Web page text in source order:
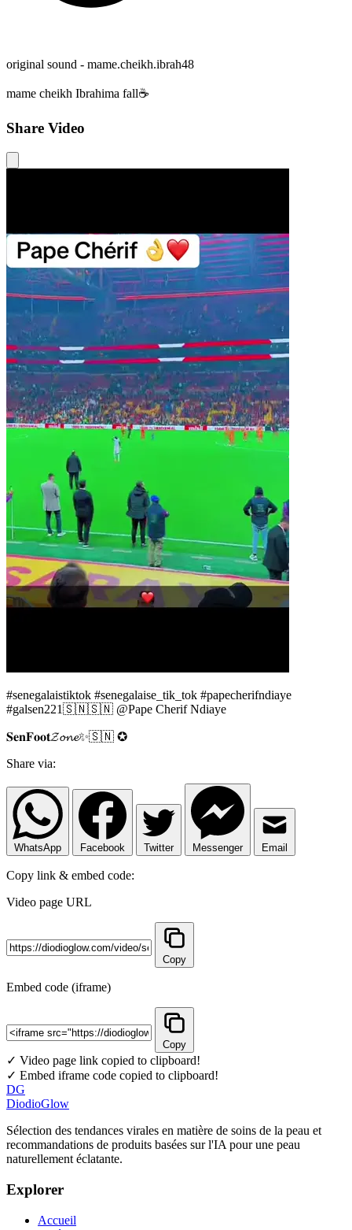
original sound - mame.cheikh.ibrah48
mame cheikh Ibrahima fall☕️
Share Video
#senegalaistiktok #senegalaise_tik_tok #papecherifndiaye
#galsen221🇸🇳🇸🇳 @Pape Cherif Ndiaye
𝐒𝐞𝐧𝐅𝐨𝐨𝐭𝓩𝓸𝓷𝓮✨🇸🇳 ✪
Share via:
WhatsApp Facebook Twitter Messenger Email
Copy link & embed code:
Video page URL
Copy
Embed code (iframe)
Copy
✓ Video page link copied to clipboard!
✓ Embed iframe code copied to clipboard!
DG
DiodioGlow
Sélection des tendances virales en matière de soins de la peau et
recommandations de produits basées sur l'IA pour une peau
naturellement éclatante.
Explorer
Accueil